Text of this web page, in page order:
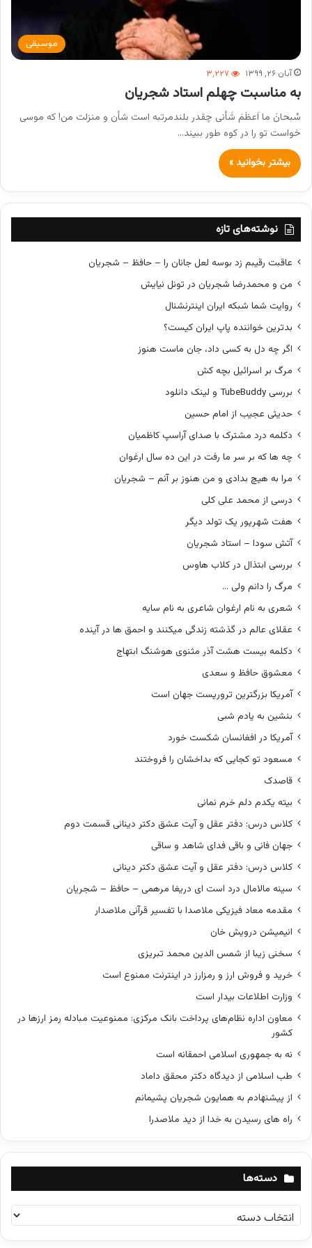
موسیقی
آبان ۲۶, ۱۳۹۹ ۳,۲۲۷
به مناسبت چهلم استاد شجریان
سُبحانَ ما اَعظَمَ شَأنی چقدر بلندمرتبه است شأن و منزلت من! که موسی
خواست تو را در کوه طور ببیند…
بیشتر بخوانید »
نوشته‌های تازه
عاقبت رقیبم زد بوسه لعل جانان را – حافظ – شجریان
من و محمدرضا شجریان در تونل نیایش
روایت شما شبکه ایران اینترنشنال
بدترین خواننده پاپ ایران کیست؟
اگر چه دل به کسی داد، جان ماست هنوز
مرگ بر اسرائیل بچه کش
بررسی TubeBuddy و لینک دانلود
حدیثی عجیب از امام حسین
دکلمه درد مشترک با صدای آراسپ کاظمیان
چه ها که بر سر ما رفت در این ده سال ارغوان
مرا به هیچ بدادی و من هنوز بر آنم – شجریان
درسی از محمد علی کلی
هفت شهریور یک تولد دیگر
آتش سودا – استاد شجریان
بررسی ابتذال در کلاب هاوس
مرگ را دانم ولی …
شعری به نام ارغوان شاعری به نام سایه
عقلای عالم در گذشته زندگی میکنند و احمق ها در آینده
دکلمه بیست هشت آذر مثنوی هوشنگ ابتهاج
معشوق حافظ و سعدی
آمریکا بزرگترین تروریست جهان است
بنشین به یادم شبی
آمریکا در افغانسان شکست خورد
مسعود تو کجایی که بداخشان را فروختند
قاصدک
بیته یکدم دلم خرم نمانی
کلاس درس: دفتر عقل و آیت عشق دکتر دینانی قسمت دوم
جهان فانی و باقی فدای شاهد و ساقی
کلاس درس: دفتر عقل و آیت عشق دکتر دینانی
سینه مالامال درد است ای دریغا مرهمی – حافظ – شجریان
مقدمه معاد فیزیکی ملاصدا با تفسیر قرآنی ملاصدار
انیمیشن درویش خان
سخنی زیبا از شمس الدین محمد تبریزی
خرید و فروش ارز و رمزارز در اینترنت ممنوع است
وزارت اطلاعات بیدار است
معاون اداره نظام‌های پرداخت بانک مرکزی: ممنوعیت مبادله رمز ارزها در
کشور
نه به جمهوری اسلامی احمقانه است
طب اسلامی از دیدگاه دکتر محقق داماد
از پیشنهادم به همایون شجریان پشیمانم
راه های رسیدن به خدا از دید ملاصدرا
دسته‌ها
د
س
ت